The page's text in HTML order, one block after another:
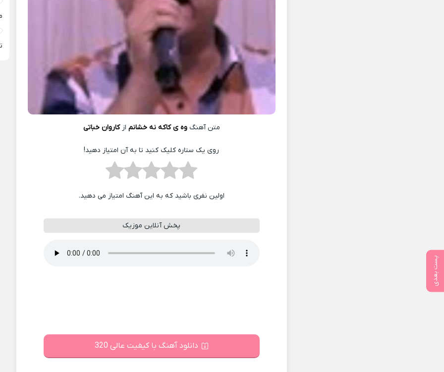
پست بعدی
متن آهنگوه ی کاکه نه خشانم ازکاروان خباتی
روی یک ستاره کلیک کنید تا به آن امتیاز دهید!
اولین نفری باشید که به این آهنگ امتیاز می دهید.
پخش آنلاین موزیک
دانلود آهنگ با کیفیت عالی 320